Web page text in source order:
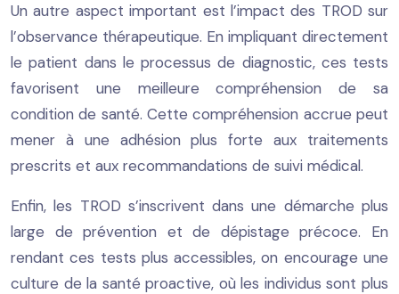
Un autre aspect important est l’impact des TROD sur
l’observance thérapeutique. En impliquant directement
le patient dans le processus de diagnostic, ces tests
favorisent une meilleure compréhension de sa
condition de santé. Cette compréhension accrue peut
mener à une adhésion plus forte aux traitements
prescrits et aux recommandations de suivi médical.
Enfin, les TROD s’inscrivent dans une démarche plus
large de prévention et de dépistage précoce. En
rendant ces tests plus accessibles, on encourage une
culture de la santé proactive, où les individus sont plus